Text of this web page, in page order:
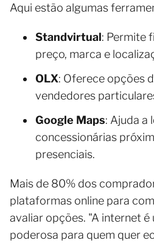
Aqui estão algumas
Standvirtual: Permite
preço, marca e
OLX: Oferece opções
vendedores
Google Maps: Ajuda a
concessionárias
presenciais.
Mais de 80% dos
plataformas online para
avaliar opções. "A internet
poderosa para quem quer